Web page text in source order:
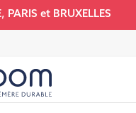
et BRUXELLES